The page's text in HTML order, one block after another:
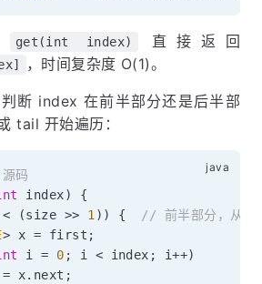
get(int index) 直接返回
，时间复杂度 O(1)。
断 index 在前半部分还是后半部
tail 开始遍历：
码
index)
{
< (size >> 1 ) ) {
// 前半部分，从头
> x = first ;
i = 0 ; i < index ; i++)
= x. next ;